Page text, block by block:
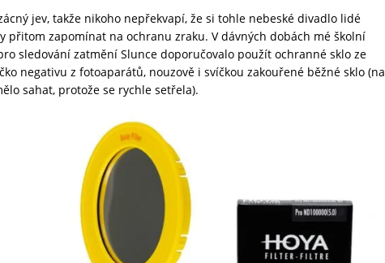
jev, takže nikoho nepřekvapí, že si tohle nebeské divadlo lidé
přitom zapomínat na ochranu zraku. V dávných dobách mé školní
sledování zatmění Slunce doporučovalo použít ochranné sklo ze
negativu z fotoaparátů, nouzově i svíčkou zakouřené běžné sklo (na
sahat, protože se rychle setřela).